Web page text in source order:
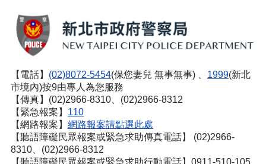
【電話】 (02)8072-5454(保您妻兒 無事無事) 、 1999(新北
市境內)按9由專人為您服務
【傳真】(02)2966-8310、(02)2966-8312
【緊急報案】 110
【網路報案】 網路報案請點選此處
【聽語障礙民眾報案或緊急求助傳真電話】
(02)2966-
8310、(02)2966-8312
【聽語障礙民眾報案或緊急求助行動電話】0911-510-105